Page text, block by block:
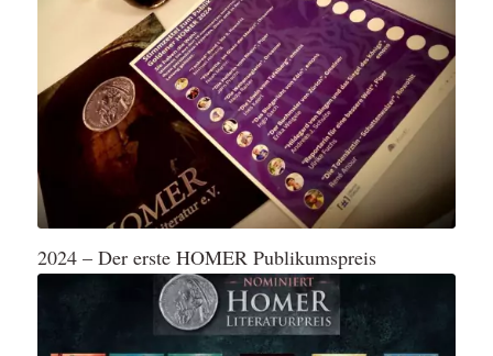
2024 – Der erste HOMER Publikumspreis